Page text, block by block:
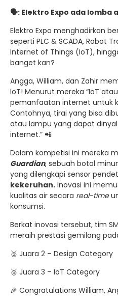
🗣️: Elektro Expo ada lomba
Elektro Expo menghadirkan
seperti PLC & SCADA, Robot
Internet of Things (IoT),
banget kan?
Angga, William, dan Zahir
IoT! Menurut mereka “IoT
pemanfaatan internet untuk
Contohnya, tirai yang bisa
atau lampu yang dapat
internet.” 📲
Dalam kompetisi ini mereka
Guardian, sebuah botol
yang dilengkapi sensor
kekeruhan. Inovasi ini
kualitas air secara real-time
konsumsi.
Berkat inovasi tersebut, tim
meraih prestasi gemilang
🥈 Juara 2 – Design Category
🥉 Juara 3 – IoT Category
🎉 Congratulations William,